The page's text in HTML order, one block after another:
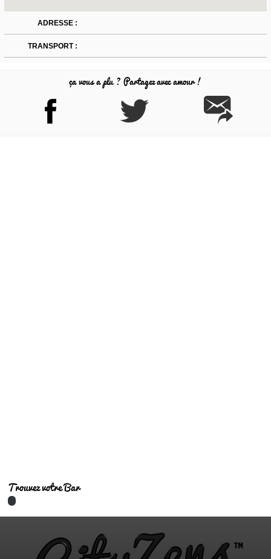
ADRESSE :
TRANSPORT :
ça vous a plu ? Partagez avec amour !
Trouvez votre Bar